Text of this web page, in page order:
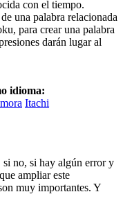
con el tiempo.
una palabra relacionada
para crear una palabra
darán lugar al
idioma:
Itachi
si no, si hay algún error y
ampliar este
muy importantes. Y